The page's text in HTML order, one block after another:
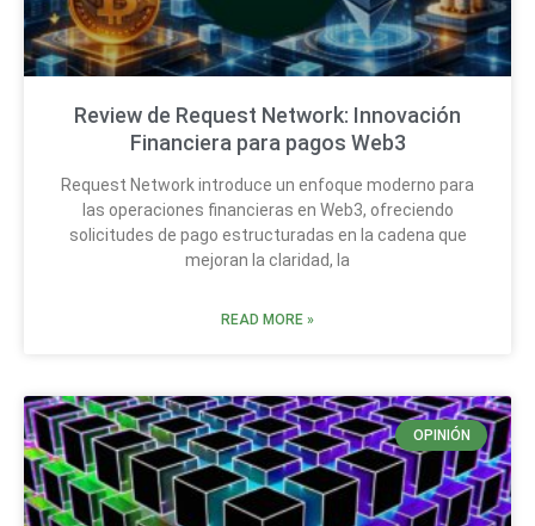
Review de Request Network: Innovación
Financiera para pagos Web3
Request Network introduce un enfoque moderno para
las operaciones financieras en Web3, ofreciendo
solicitudes de pago estructuradas en la cadena que
mejoran la claridad, la
READ MORE »
OPINIÓN